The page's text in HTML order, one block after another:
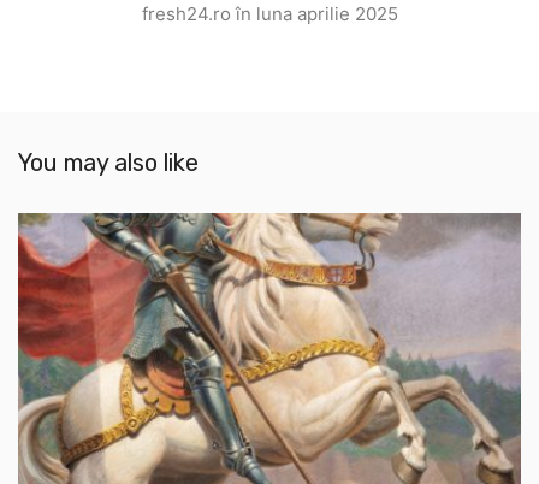
fresh24.ro în luna aprilie 2025
You may also like